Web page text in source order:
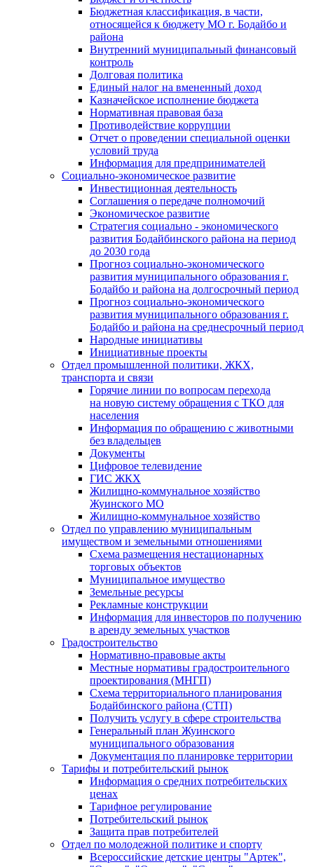
Бюджетная классификация, в части,
относящейся к бюджету МО г. Бодайбо и
района
Внутренний муниципальный финансовый
контроль
Долговая политика
Единый налог на вмененный доход
Казначейское исполнение бюджета
Нормативная правовая база
Противодействие коррупции
Отчет о проведении специальной оценки
условий труда
Информация для предпринимателей
Социально-экономическое развитие
Инвестиционная деятельность
Соглашения о передаче полномочий
Экономическое развитие
Стратегия социально - экономического
развития Бодайбинского района на период
до 2030 года
Прогноз социально-экономического
развития муниципального образования г.
Бодайбо и района на долгосрочный период
Прогноз социально-экономического
развития муниципального образования г.
Бодайбо и района на среднесрочный период
Народные инициативы
Инициативные проекты
Отдел промышленной политики, ЖКХ,
транспорта и связи
Горячие линии по вопросам перехода
на новую систему обращения с ТКО для
населения
Информация по обращению с животными
без владельцев
Документы
Цифровое телевидение
ГИС ЖКХ
Жилищно-коммунальное хозяйство
Жуинского МО
Жилищно-коммунальное хозяйство
Отдел по управлению муниципальным
имуществом и земельными отношениями
Схема размещения нестационарных
торговых объектов
Муниципальное имущество
Земельные ресурсы
Рекламные конструкции
Информация для инвесторов по получению
в аренду земельных участков
Градостроительство
Нормативно-правовые акты
Местные нормативы градостроительного
проектирования (МНГП)
Схема территориального планирования
Бодайбинского района (СТП)
Получить услугу в сфере строительства
Генеральный план Жуинского
муниципального образования
Документация по планировке территории
Тарифы и потребительский рынок
Информация о средних потребительских
ценах
Тарифное регулирование
Потребительский рынок
Защита прав потребителей
Отдел по молодежной политике и спорту
Всероссийские детские центры "Артек",